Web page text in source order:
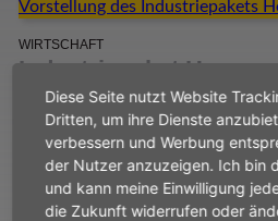
WIRTSCHAFT
Industriepaket Hessen
Gemeinsame Roadmap zur
Diese Seite nutzt Website
Dritten, um ihre Dienste
verbessern und Werbung
der Nutzer anzuzeigen. Ich bin
und kann meine Einwilligung
die Zukunft widerrufen oder